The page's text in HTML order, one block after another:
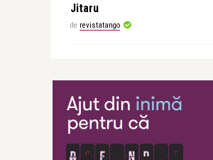
Jitaru
de revistatango